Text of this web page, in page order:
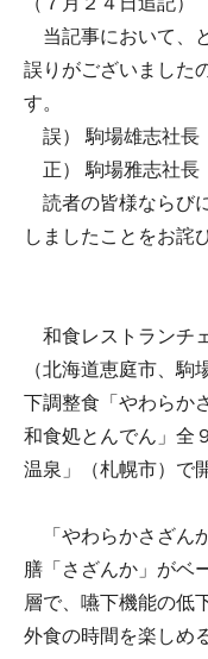
当記事において、
誤りがございました
す。
誤） 駒場雄志社長
正） 駒場雅志社長
読者の皆様ならび
しましたことをお詫
和食レストランチ
（北海道恵庭市、
下調整食「やわらか
和食処とんでん」全
温泉」（札幌市）で
「やわらかさざん
膳「さざんか」がベ
層で、嚥下機能の低
外食の時間を楽しめ